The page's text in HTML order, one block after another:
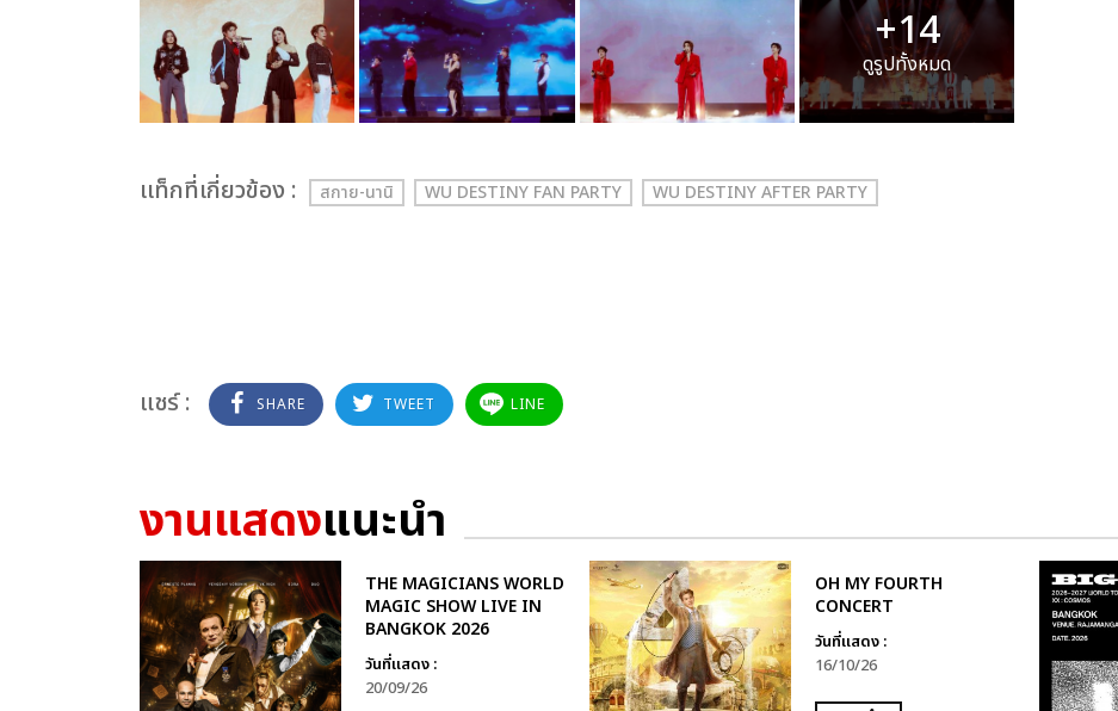
+14
ดูรูปทั้งหมด
เเท็กที่เกี่ยวข้อง : สกาย-นานิ WU DESTINY FAN PARTY WU DESTINY AFTER PARTY
แชร์ : SHARE TWEET LINE
งานแสดงแนะนำ
THE MAGICIANS WORLD
MAGIC SHOW LIVE IN
BANGKOK 2026
วันที่แสดง :
20/09/26
OH MY FOURTH
CONCERT
วันที่แสดง :
16/10/26